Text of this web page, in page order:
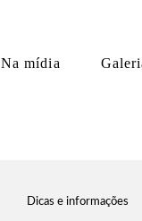
Na mídia
Dicas e informações